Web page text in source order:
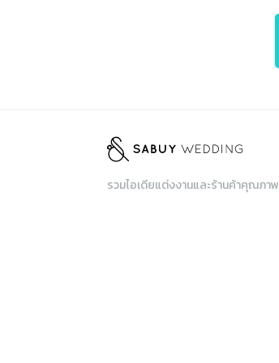
รวมไอเดียแต่งงานและร้านค้าคุณภาพ